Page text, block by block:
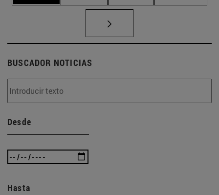
BUSCADOR NOTICIAS
Desde
Hasta